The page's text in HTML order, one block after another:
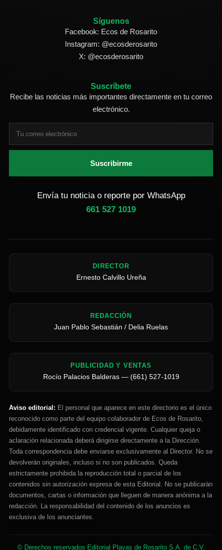
Síguenos
Facebook: Ecos de Rosarito
Instagram: @ecosderosarito
X: @ecosderosarito
Suscríbete
Recibe las noticias más importantes directamente en tu correo
electrónico.
Suscribirme
Envía tu noticia o reporte por WhatsApp
661 527 1019
DIRECTOR
Ernesto Calvillo Ureña
REDACCIÓN
Juan Pablo Sebastián / Delia Ruelas
PUBLICIDAD Y VENTAS
Rocío Palacios Balderas — (661) 527-1019
Aviso editorial: El personal que aparece en este directorio es el único
reconocido como parte del equipo colaborador de Ecos de Rosarito,
debidamente identificado con credencial vigente. Cualquier queja o
aclaración relacionada deberá dirigirse directamente a la Dirección.
Toda correspondencia debe enviarse exclusivamente al Director. No se
devolverán originales, incluso si no son publicados. Queda
estrictamente prohibida la reproducción total o parcial de los
contenidos sin autorización expresa de esta Editorial. No se publicarán
documentos, cartas o información que lleguen de manera anónima a la
redacción. La responsabilidad del contenido de los anuncios es
exclusiva de los anunciantes.
© Derechos reservados Editorial Playas de Rosarito S.A. de C.V.